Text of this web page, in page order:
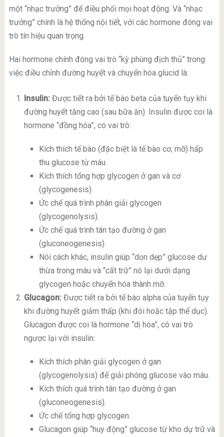
một “nhạc trưởng” để điều phối mọi hoạt động. Và “nhạc
trưởng” chính là hệ thống nội tiết, với các hormone đóng vai
trò tín hiệu quan trọng.
Hai hormone chính đóng vai trò “kỳ phùng địch thủ” trong
việc điều chỉnh đường huyết và chuyển hóa glucid là:
Insulin:Được tiết ra bởi tế bào beta của tuyến tụy khi
đường huyết tăng cao (sau bữa ăn). Insulin được coi là
hormone “đồng hóa”, có vai trò:
Kích thích tế bào (đặc biệt là tế bào cơ, mỡ) hấp
thu glucose từ máu.
Kích thích tổng hợp glycogen ở gan và cơ
(glycogenesis).
Ức chế quá trình phân giải glycogen
(glycogenolysis).
Ức chế quá trình tân tạo đường ở gan
(gluconeogenesis).
Nói cách khác, insulin giúp “dọn dẹp” glucose dư
thừa trong máu và “cất trữ” nó lại dưới dạng
glycogen hoặc chuyển hóa thành mỡ.
Glucagon:Được tiết ra bởi tế bào alpha của tuyến tụy
khi đường huyết giảm thấp (khi đói hoặc tập thể dục).
Glucagon được coi là hormone “dị hóa”, có vai trò
ngược lại với insulin:
Kích thích phân giải glycogen ở gan
(glycogenolysis) để giải phóng glucose vào máu.
Kích thích quá trình tân tạo đường ở gan
(gluconeogenesis).
Ức chế tổng hợp glycogen.
Glucagon giúp “huy động” glucose từ kho dự trữ và